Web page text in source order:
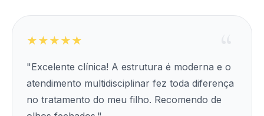
★★★★★
"Excelente clínica! A estrutura é moderna e o
atendimento multidisciplinar fez toda diferença
no tratamento do meu filho. Recomendo de